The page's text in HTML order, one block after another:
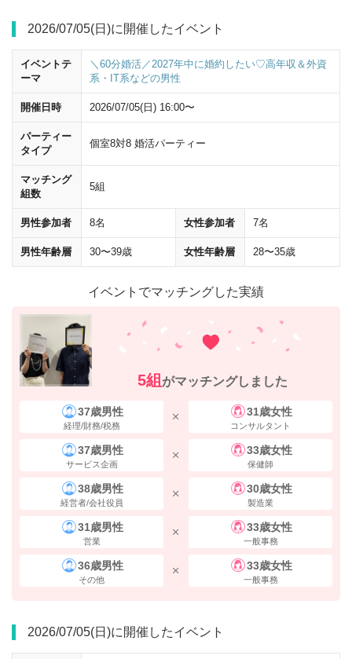
2026/07/05(日)に開催したイベント
イベントテ
ーマ
＼60分婚活／2027年中に婚約したい♡高年収＆外資
系・IT系などの男性
開催日時 2026/07/05(日) 16:00〜
パーティー
タイプ
個室8対8 婚活パーティー
マッチング
組数
5組
男性参加者 8名 女性参加者 7名
男性年齢層 30〜39歳 女性年齢層 28〜35歳
イベントでマッチングした実績
5組 がマッチングしました
37歳男性
経理/財務/税務
31歳女性
コンサルタント
37歳男性
サービス企画
33歳女性
保健師
38歳男性
経営者/会社役員
30歳女性
製造業
31歳男性
営業
33歳女性
一般事務
36歳男性
その他
33歳女性
一般事務
2026/07/05(日)に開催したイベント